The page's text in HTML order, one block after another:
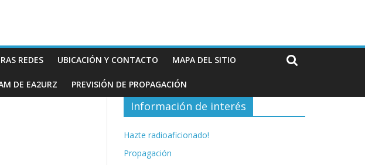
REDES UBICACIÓN Y CONTACTO MAPA DEL SITIO
DE EA2URZ PREVISIÓN DE PROPAGACIÓN
Información de interés
Hazte radioaficionado!
Propagación